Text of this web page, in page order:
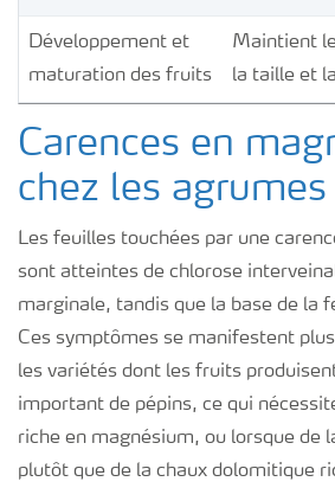
Développement et
maturation des fruits
Maintient
la taille et
Carences en
chez les agrumes
Les feuilles touchées par une
sont atteintes de chlorose
marginale, tandis que la base de la
Ces symptômes se manifestent
les variétés dont les fruits
important de pépins, ce qui
riche en magnésium, ou lorsque de
plutôt que de la chaux dolomitique